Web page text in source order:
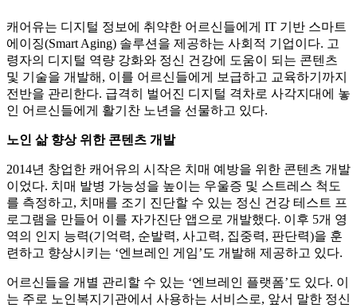
캐어유는 디지털 정보에 취약한 어르신들에게 IT 기반 스마트
에이징(Smart Aging) 솔루션을 제공하는 사회적 기업이다. 고
령자의 디지털 역량 강화와 정신 건강에 도움이 되는 콘텐츠
및 기술을 개발해, 이를 어르신들에게 보급하고 교육하기까지
전반을 관리한다. 급격히 벌어진 디지털 격차로 사각지대에 놓
인 어르신들에게 활기찬 노년을 선물하고 있다.
노인 삶 향상 위한 콘텐츠 개발
2014년 창업한 캐어유의 시작은 치매 예방을 위한 콘텐츠 개발
이었다. 치매 발병 가능성을 높이는 우울증 및 스트레스 척도
를 측정하고, 치매를 조기 진단할 수 있는 정신 건강 테스트 프
로그램을 만들어 이를 자가진단 앱으로 개발했다. 이후 5개 영
역의 인지 능력(기억력, 순발력, 사고력, 집중력, 판단력)을 훈
련하고 향상시키는 ‘엔브레인 게임’도 개발해 제공하고 있다.
어르신들을 개별 관리할 수 있는 ‘엔브레인 플랫폼’도 있다. 이
는 주로 노인복지기관에서 사용하는 서비스로, 앞서 말한 정신